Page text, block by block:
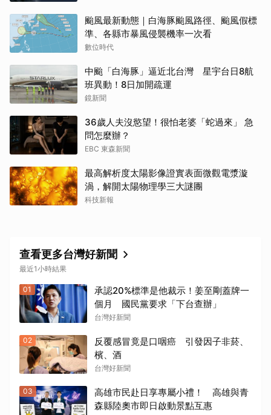
颱風最新動態｜白海豚颱風路徑、颱風假標
準、各縣市暴風侵襲機率一次看
數位時代
中颱「白海豚」逼近北台灣 星宇台日8航
班異動！8日加開疏運
鏡新聞
36歲人夫沒慾望！很怕老婆「蛇過來」 急
問怎麼辦？
EBC 東森新聞
最高解析度太陽影像證實表面微觀電漿漩
渦，解開太陽物理學三大謎團
科技新報
查看更多台灣好新聞
最近1小時結果
01
承認20%標準是他裁示！姜至剛蓋牌一
個月 國民黨要求「下台查辦」
台灣好新聞
02
反覆感冒竟是口咽癌 引發因子非菸、
檳、酒
台灣好新聞
03
高雄市民赴日享專屬小禮！ 高雄與青
森縣陸奧市即日啟動景點互惠